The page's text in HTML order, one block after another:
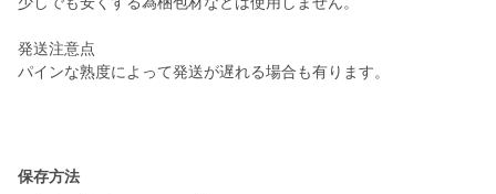
発送注意点
パインな熟度によって発送が遅れる場合も有ります。
保存方法